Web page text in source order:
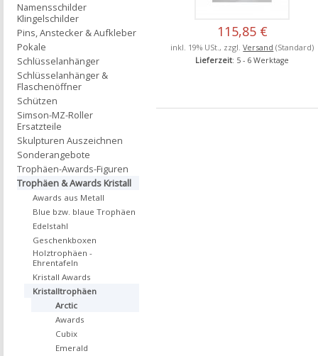
115,85 €
inkl. 19% USt., zzgl.Versand (Standard)
Lieferzeit: 5 - 6 Werktage
Namensschilder
Klingelschilder
Pins, Anstecker & Aufkleber
Pokale
Schlüsselanhänger
Schlüsselanhänger &
Flaschenöffner
Schützen
Simson-MZ-Roller
Ersatzteile
Skulpturen Auszeichnen
Sonderangebote
Trophäen-Awards-Figuren
Trophäen & Awards Kristall
Awards aus Metall
Blue bzw. blaue Trophäen
Edelstahl
Geschenkboxen
Holztrophäen -
Ehrentafeln
Kristall Awards
Kristalltrophäen
Arctic
Awards
Cubix
Emerald